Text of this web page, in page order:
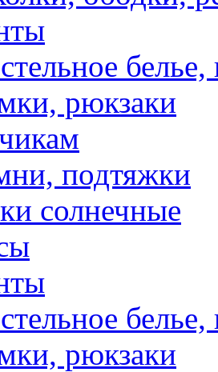
белье,
рюкзаки
подтяжки
солнечные
белье,
рюкзаки